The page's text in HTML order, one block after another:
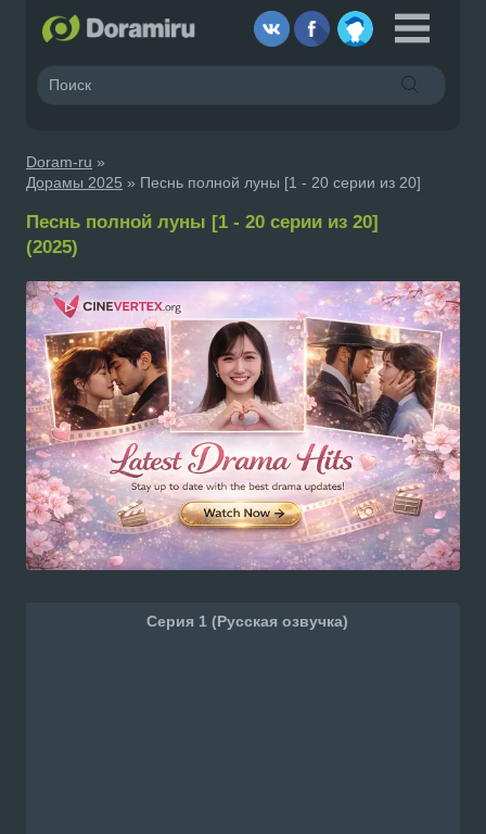
Doram-ru »
Дорамы 2025 » Песнь полной луны [1 - 20 серии из 20]
Песнь полной луны [1 - 20 серии из 20]
(2025)
Серия 1 (Русская озвучка)